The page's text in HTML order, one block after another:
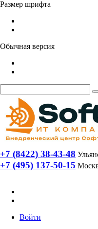
Размер шрифта
Обычная версия
+7 (8422) 38-43-48
+7 (495) 137-50-15
Войти